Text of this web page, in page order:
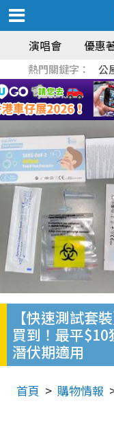
演唱會 優惠
熱門關鍵字： 公
【快速測試套
買到！最平
潛伏期適用
首頁 購物情報